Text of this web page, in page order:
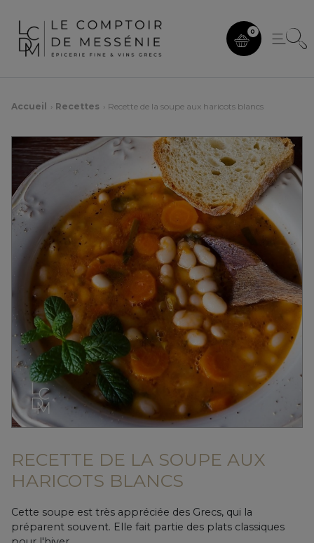
0
Accueil Recettes Recette de la soupe aux haricots blancs
RECETTE DE LA SOUPE AUX
HARICOTS BLANCS
Cette soupe est très appréciée des Grecs, qui la
préparent souvent. Elle fait partie des plats classiques